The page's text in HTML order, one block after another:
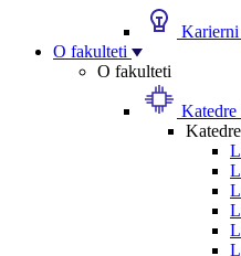
Karierni
O fakulteti
O fakulteti